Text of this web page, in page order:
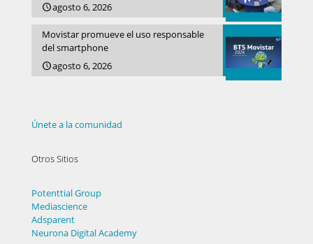
agosto 6, 2026
Movistar promueve el uso responsable
del smartphone
agosto 6, 2026
Únete a la comunidad
Otros Sitios
Potenttial Group
Mediascience
Adsparent
Neurona Digital Academy